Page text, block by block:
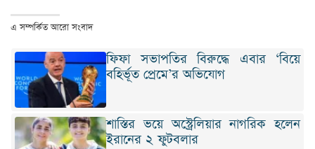
এ সম্পর্কিত আরো সংবাদ
ফিফা সভাপতির বিরুদ্ধে এবার ‘বিয়ে
বহির্ভূত প্রেমে’র অভিযোগ
শাস্তির ভয়ে অস্ট্রেলিয়ার নাগরিক হলেন
ইরানের ২ ফুটবলার